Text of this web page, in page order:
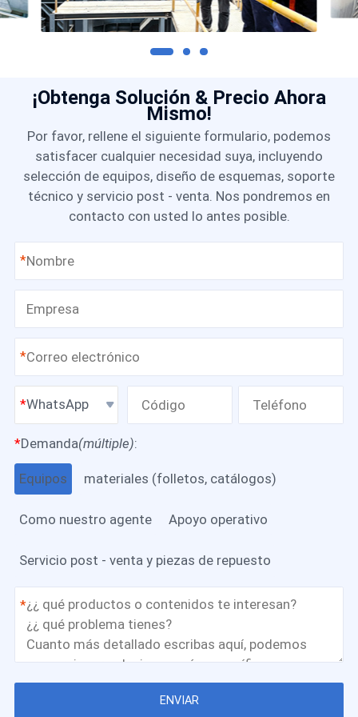
¡Obtenga Solución & Precio Ahora
Mismo!
Por favor, rellene el siguiente formulario, podemos
satisfacer cualquier necesidad suya, incluyendo
selección de equipos, diseño de esquemas, soporte
técnico y servicio post - venta. Nos pondremos en
contacto con usted lo antes posible.
*
*
WhatsApp
*Demanda(múltiple):
Equipos materiales (folletos, catálogos)
Como nuestro agente Apoyo operativo
Servicio post - venta y piezas de repuesto
*
ENVIAR